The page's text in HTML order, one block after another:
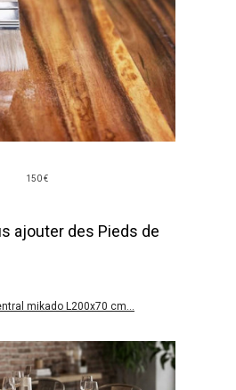
150 €
ajouter des Pieds de
mikado L200x70 cm...